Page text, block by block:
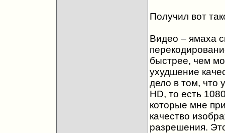
Получил вот
Видео – ямаха
быстрее, чем
ухудшение
дело в том, что
HD, то есть
которые мне
качество
разрешения.